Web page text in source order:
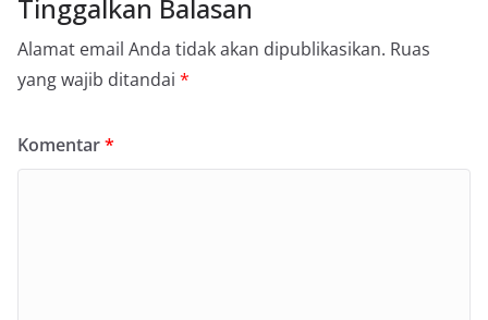
Tinggalkan Balasan
Alamat email Anda tidak akan dipublikasikan. Ruas
yang wajib ditandai *
Komentar*